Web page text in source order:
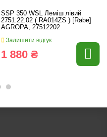
SSP 350 WSL Леміш лівий
2751.22.02 ( RA014ZS ) [Rabe]
AGROPA, 27512202
Залишити відгук
1 880 ₴